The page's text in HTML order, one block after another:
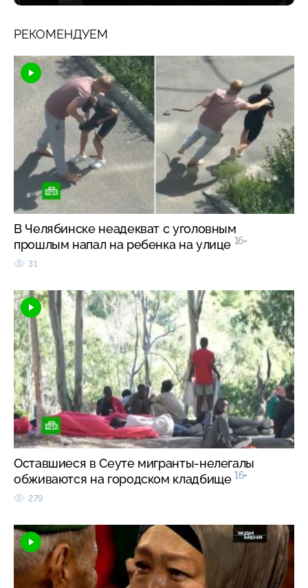
РЕКОМЕНДУЕМ
В Челябинске неадекват с уголовным
прошлым напал на ребенка на улице 16+
31
Оставшиеся в Сеуте мигранты-нелегалы
обживаются на городском кладбище 16+
279